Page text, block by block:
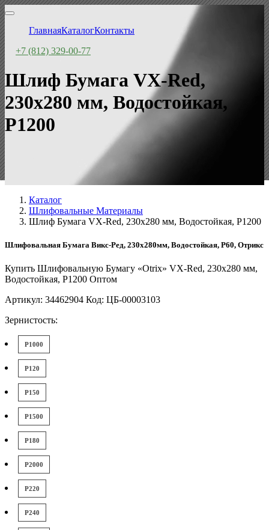
ГлавнаяКаталогКонтакты
+7 (812) 329-00-77
Шлиф Бумага VX-Red,
230x280 мм, Водостойкая,
P1200
Каталог
Шлифовальные Материалы
Шлиф Бумага VX-Red, 230x280 мм, Водостойкая, P1200
Шлифовальная Бумага Викс-Ред, 230x280мм, Водостойкая, P60, Отрикс
Купить Шлифовальную Бумагу «Otrix» VX-Red, 230x280 мм,
Водостойкая, P1200 Оптом
Артикул: 34462904 Код: ЦБ-00003103
Зернистость:
P1000
P120
P150
P1500
P180
P2000
P220
P240